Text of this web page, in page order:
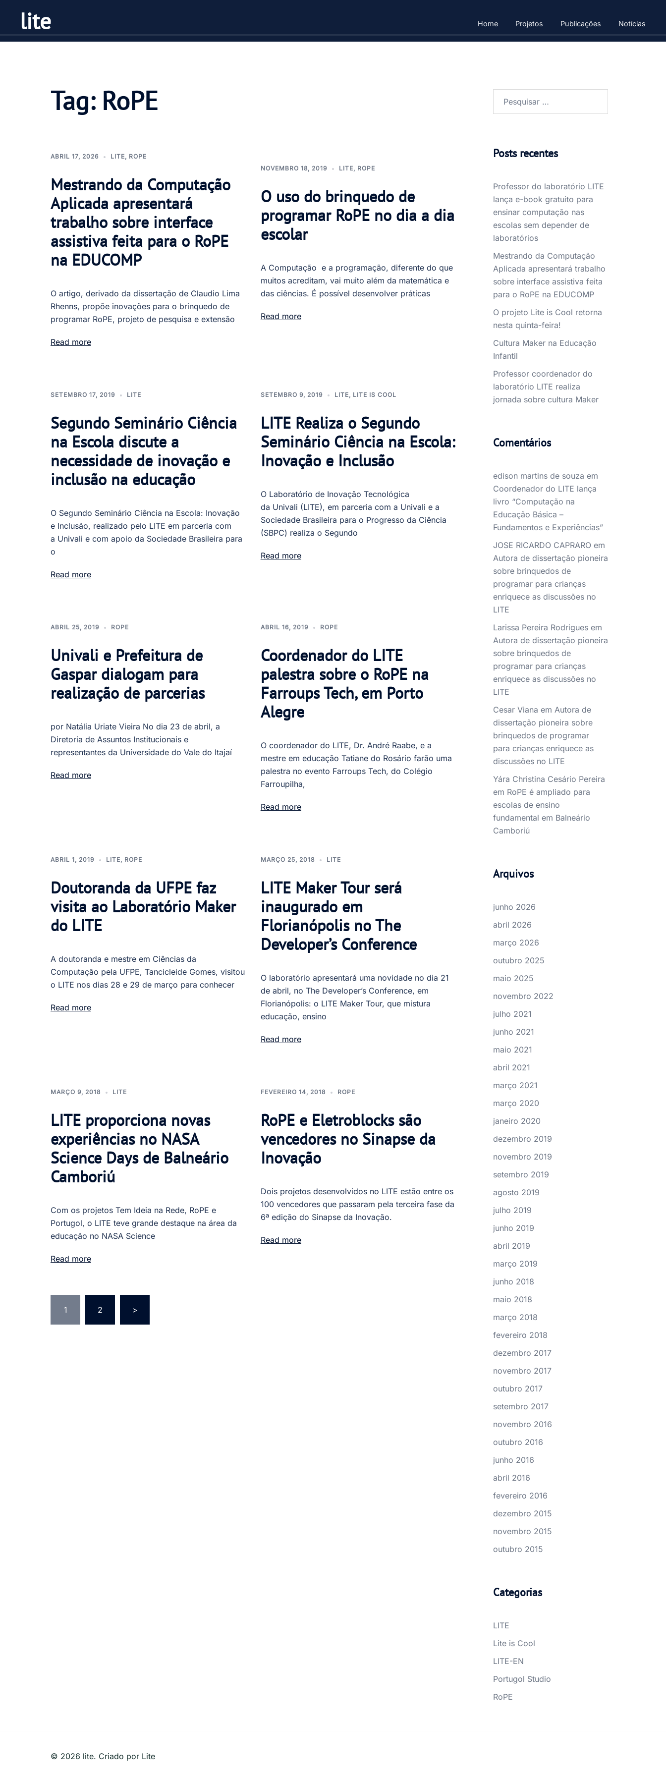
conteúdo
lite Home Projetos Publicações Notícias
Tag: RoPE
ABRIL 17, 2026 LITE, ROPE
Mestrando da Computação
Aplicada apresentará
trabalho sobre interface
assistiva feita para o RoPE
na EDUCOMP
O artigo, derivado da dissertação de Claudio Lima
Rhenns, propõe inovações para o brinquedo de
programar RoPE, projeto de pesquisa e extensão
Read more
NOVEMBRO 18, 2019 LITE, ROPE
O uso do brinquedo de
programar RoPE no dia a dia
escolar
A Computação e a programação, diferente do que
muitos acreditam, vai muito além da matemática e
das ciências. É possível desenvolver práticas
Read more
SETEMBRO 17, 2019 LITE
Segundo Seminário Ciência
na Escola discute a
necessidade de inovação e
inclusão na educação
O Segundo Seminário Ciência na Escola: Inovação
e Inclusão, realizado pelo LITE em parceria com
a Univali e com apoio da Sociedade Brasileira para
o
Read more
SETEMBRO 9, 2019 LITE, LITE IS COOL
LITE Realiza o Segundo
Seminário Ciência na Escola:
Inovação e Inclusão
O Laboratório de Inovação Tecnológica
da Univali (LITE), em parceria com a Univali e a
Sociedade Brasileira para o Progresso da Ciência
(SBPC) realiza o Segundo
Read more
ABRIL 25, 2019 ROPE
Univali e Prefeitura de
Gaspar dialogam para
realização de parcerias
por Natália Uriate Vieira No dia 23 de abril, a
Diretoria de Assuntos Institucionais e
representantes da Universidade do Vale do Itajaí
Read more
ABRIL 16, 2019 ROPE
Coordenador do LITE
palestra sobre o RoPE na
Farroups Tech, em Porto
Alegre
O coordenador do LITE, Dr. André Raabe, e a
mestre em educação Tatiane do Rosário farão uma
palestra no evento Farroups Tech, do Colégio
Farroupilha,
Read more
ABRIL 1, 2019 LITE, ROPE
Doutoranda da UFPE faz
visita ao Laboratório Maker
do LITE
A doutoranda e mestre em Ciências da
Computação pela UFPE, Tancicleide Gomes, visitou
o LITE nos dias 28 e 29 de março para conhecer
Read more
MARÇO 25, 2018 LITE
LITE Maker Tour será
inaugurado em
Florianópolis no The
Developer’s Conference
O laboratório apresentará uma novidade no dia 21
de abril, no The Developer’s Conference, em
Florianópolis: o LITE Maker Tour, que mistura
educação, ensino
Read more
MARÇO 9, 2018 LITE
LITE proporciona novas
experiências no NASA
Science Days de Balneário
Camboriú
Com os projetos Tem Ideia na Rede, RoPE e
Portugol, o LITE teve grande destaque na área da
educação no NASA Science
Read more
FEVEREIRO 14, 2018 ROPE
RoPE e Eletroblocks são
vencedores no Sinapse da
Inovação
Dois projetos desenvolvidos no LITE estão entre os
100 vencedores que passaram pela terceira fase da
6ª edição do Sinapse da Inovação.
Read more
Paginação
de
1 2 >
Posts recentes
Professor do laboratório LITE
lança e-book gratuito para
ensinar computação nas
escolas sem depender de
laboratórios
Mestrando da Computação
Aplicada apresentará trabalho
sobre interface assistiva feita
para o RoPE na EDUCOMP
O projeto Lite is Cool retorna
nesta quinta-feira!
Cultura Maker na Educação
Infantil
Professor coordenador do
laboratório LITE realiza
jornada sobre cultura Maker
Comentários
edison martins de souza em
Coordenador do LITE lança
livro “Computação na
Educação Básica –
Fundamentos e Experiências”
JOSE RICARDO CAPRAROem
Autora de dissertação pioneira
sobre brinquedos de
programar para crianças
enriquece as discussões no
LITE
Larissa Pereira Rodriguesem
Autora de dissertação pioneira
sobre brinquedos de
programar para crianças
enriquece as discussões no
LITE
Cesar Viana em Autora de
dissertação pioneira sobre
brinquedos de programar
para crianças enriquece as
discussões no LITE
Yára Christina Cesário Pereira
em RoPE é ampliado para
escolas de ensino
fundamental em Balneário
Camboriú
Arquivos
junho 2026
abril 2026
março 2026
outubro 2025
maio 2025
novembro 2022
julho 2021
junho 2021
maio 2021
abril 2021
março 2021
março 2020
janeiro 2020
dezembro 2019
novembro 2019
setembro 2019
agosto 2019
julho 2019
junho 2019
abril 2019
março 2019
junho 2018
maio 2018
março 2018
fevereiro 2018
dezembro 2017
novembro 2017
outubro 2017
setembro 2017
novembro 2016
outubro 2016
junho 2016
abril 2016
fevereiro 2016
dezembro 2015
novembro 2015
outubro 2015
Categorias
LITE
Lite is Cool
LITE-EN
Portugol Studio
RoPE
© 2026 lite. Criado por Lite